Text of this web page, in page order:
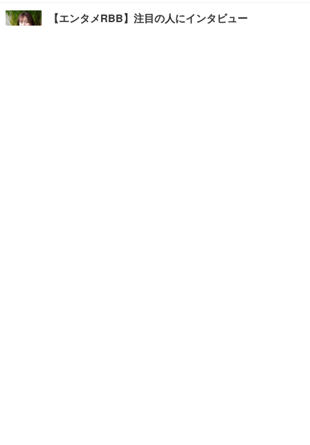
【エンタメRBB】注目の人にインタビュー